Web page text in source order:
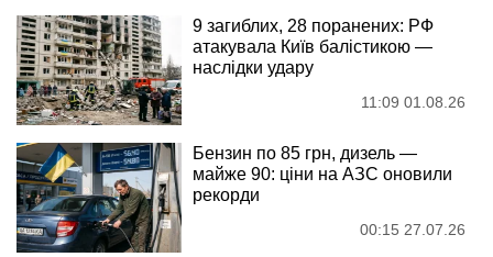
9 загиблих, 28 поранених: РФ
атакувала Київ балістикою —
наслідки удару
11:09 01.08.26
Бензин по 85 грн, дизель —
майже 90: ціни на АЗС оновили
рекорди
00:15 27.07.26